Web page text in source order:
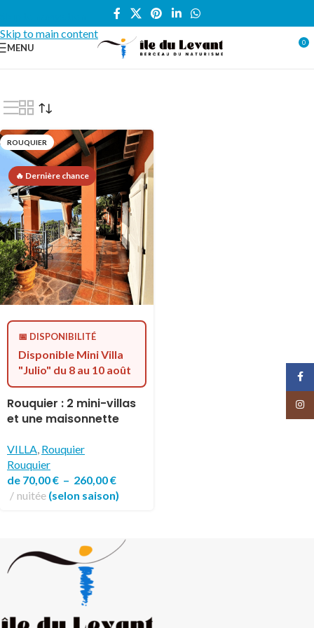
Skip to main content
MENU 0
Accueil Locations vacances VILLA/ Rouquier
🔥 Dernière chance
ROUQUIER
📅 DISPONIBILITÉ
Disponible Mini Villa
"Julio" du 8 au 10 août
Rouquier : 2 mini-villas
et une maisonnette
naturisme d’Héliopolis
VILLA, Rouquier
Rouquier
de 70,00€ – 260,00€
nuitée (selon saison)